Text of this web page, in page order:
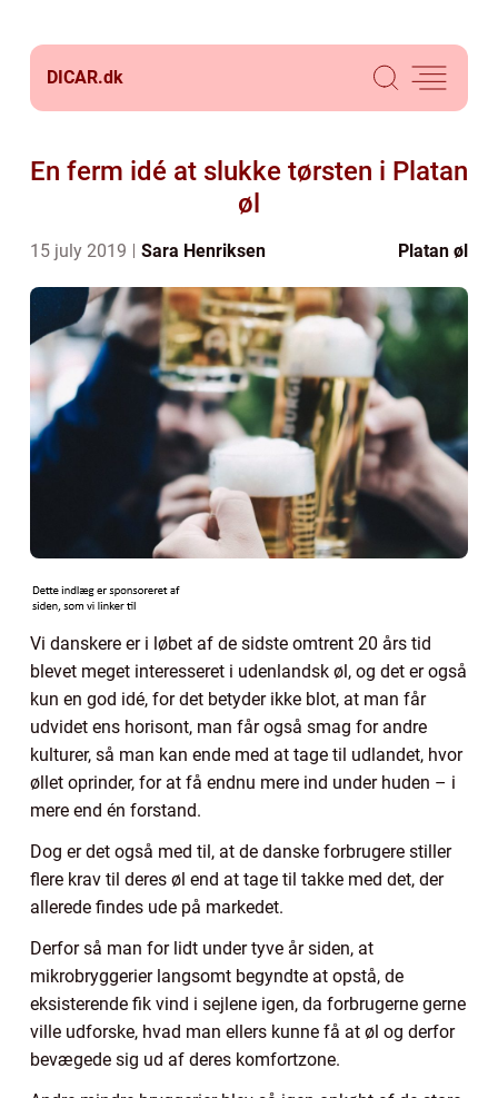
DICAR.dk
En ferm idé at slukke tørsten i Platan
øl
15 july 2019 Sara Henriksen Platan øl
Vi danskere er i løbet af de sidste omtrent 20 års tid
blevet meget interesseret i udenlandsk øl, og det er også
kun en god idé, for det betyder ikke blot, at man får
udvidet ens horisont, man får også smag for andre
kulturer, så man kan ende med at tage til udlandet, hvor
øllet oprinder, for at få endnu mere ind under huden – i
mere end én forstand.
Dog er det også med til, at de danske forbrugere stiller
flere krav til deres øl end at tage til takke med det, der
allerede findes ude på markedet.
Derfor så man for lidt under tyve år siden, at
mikrobryggerier langsomt begyndte at opstå, de
eksisterende fik vind i sejlene igen, da forbrugerne gerne
ville udforske, hvad man ellers kunne få at øl og derfor
bevægede sig ud af deres komfortzone.